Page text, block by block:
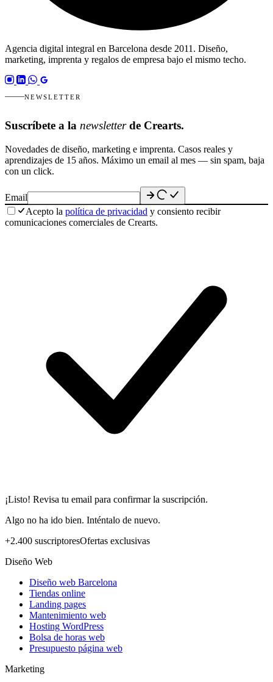
Agencia digital integral en Barcelona desde 2011. Diseño,
marketing, imprenta y regalos de empresa bajo el mismo techo.
NEWSLETTER
Suscríbete a la newsletterde Crearts.
Novedades de diseño, marketing e imprenta. Casos reales y
aprendizajes de 15 años. Máximo un email al mes — sin spam, baja
con un click.
Email
Acepto la política de privacidad y consiento recibir
comunicaciones comerciales de Crearts.
¡Listo! Revisa tu email para confirmar la suscripción.
Algo no ha ido bien. Inténtalo de nuevo.
+2.400 suscriptoresOfertas exclusivas
Diseño Web
Diseño web Barcelona
Tiendas online
Landing pages
Mantenimiento web
Hosting WordPress
Bolsa de horas web
Presupuesto página web
Marketing